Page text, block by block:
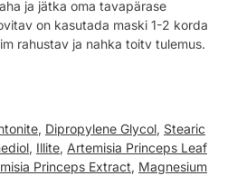
ja jätka oma tavapärase
on kasutada maski 1-2 korda
rahustav ja nahka toitv tulemus.
, Dipropylene Glycol, Stearic
, Illite, Artemisia Princeps Leaf
Princeps Extract, Magnesium